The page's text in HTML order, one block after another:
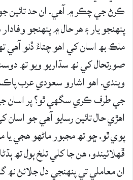
ڪرڻ جي چڪر ۾ آھي. ان حد تائين
پنھنجو يار ۽ ھر حال ۾ پنھنجو
ملڪ بھ اسان کي اھو چتاءُ ڏنو
صورتحال کي نھ سڌاريو ويو تھ
ويندي. اھو اشارو سعودي عرب
جي طرف ڪري سگھي ٿو؟ پر اسان
اھڙي حال تائين رسايو آھي جو
پوي ٿو. ڇو تھ مجبور ماڻھو ھجي
ڦھلائيندو، ھن جا کلي تلخ ٻول تھ
ان معاملي تي پنھنجي دل جلائڻ